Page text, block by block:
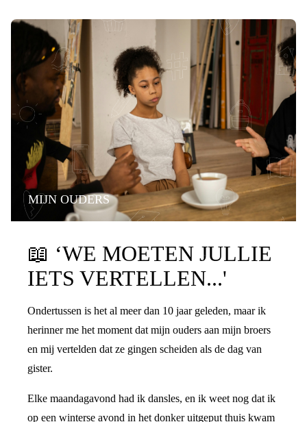
MIJN OUDERS
📖 ‘WE MOETEN JULLIE
IETS VERTELLEN...'
Ondertussen is het al meer dan 10 jaar geleden, maar ik
herinner me het moment dat mijn ouders aan mijn broers
en mij vertelden dat ze gingen scheiden als de dag van
gister.
Elke maandagavond had ik dansles, en ik weet nog dat ik
op een winterse avond in het donker uitgeput thuis kwam